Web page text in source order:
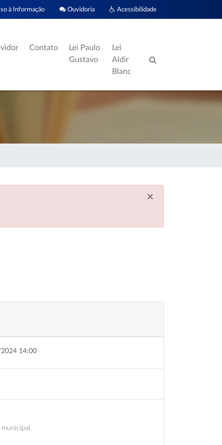
Acessibilidade
Ouvidoria
à Informação
Contato
Lei Paulo
Gustavo
Lei
Aldir
Blanc
×
14:00